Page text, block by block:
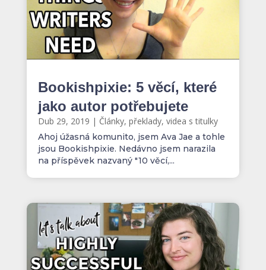
Bookishpixie: 5 věcí, které
jako autor potřebujete
Dub 29, 2019 | Články, překlady, videa s titulky
Ahoj úžasná komunito, jsem Ava Jae a tohle
jsou Bookishpixie. Nedávno jsem narazila
na příspěvek nazvaný "10 věcí,...